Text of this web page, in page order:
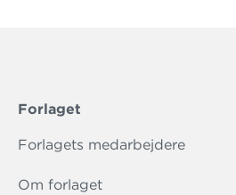
Forlaget
Forlagets medarbejdere
Om forlaget